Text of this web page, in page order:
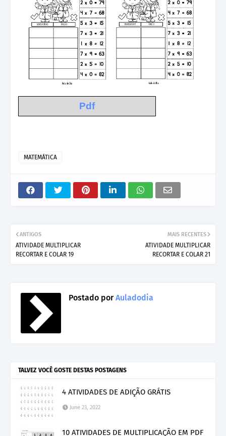
Pdf
MATEMÁTICA
MAIS RECENTES
ATIVIDADE MULTIPLICAR
RECORTAR E COLAR 21
ANTIGOS
ATIVIDADE MULTIPLICAR
RECORTAR E COLAR 19
Postado porAuladodia
TALVEZ VOCÊ GOSTE DESTAS POSTAGENS
4 ATIVIDADES DE ADIÇÃO GRÁTIS
June 23, 2022
10 ATIVIDADES DE MULTIPLICAÇÃO EM PDF